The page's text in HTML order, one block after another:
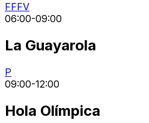
FFFV
06:00-09:00
La Guayarola
P
09:00-12:00
Hola Olímpica